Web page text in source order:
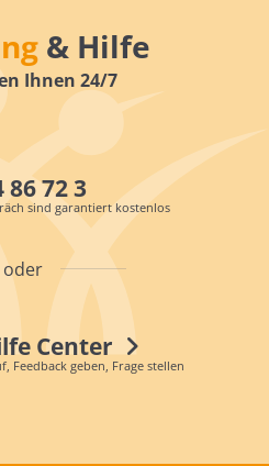
& Hilfe
Ihnen 24/7
86 72 3
sind garantiert kostenlos
Center
Feedback geben, Frage stellen